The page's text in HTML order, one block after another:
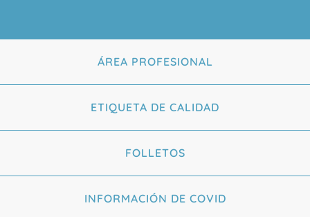
ÁREA PROFESIONAL
ETIQUETA DE CALIDAD
FOLLETOS
INFORMACIÓN DE COVID